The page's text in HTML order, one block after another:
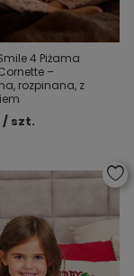
4 Piżama
–
rozpinana, z
/ szt.